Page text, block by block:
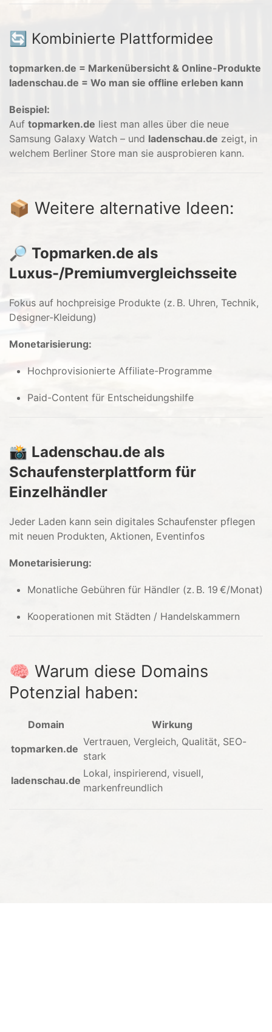
🔄 Kombinierte Plattformidee
topmarken.de = Markenübersicht & Online-Produkte
ladenschau.de = Wo man sie offline erleben kann
Beispiel:
Auf topmarken.de liest man alles über die neue
Samsung Galaxy Watch – und ladenschau.de zeigt, in
welchem Berliner Store man sie ausprobieren kann.
📦 Weitere alternative Ideen:
🔎 Topmarken.de als
Luxus-/Premiumvergleichsseite
Fokus auf hochpreisige Produkte (z. B. Uhren, Technik,
Designer-Kleidung)
Monetarisierung:
Hochprovisionierte Affiliate-Programme
Paid-Content für Entscheidungshilfe
📸 Ladenschau.de als
Schaufensterplattform für
Einzelhändler
Jeder Laden kann sein digitales Schaufenster pflegen
mit neuen Produkten, Aktionen, Eventinfos
Monetarisierung:
Monatliche Gebühren für Händler (z. B. 19 €/Monat)
Kooperationen mit Städten / Handelskammern
🧠 Warum diese Domains
Potenzial haben:
Domain
Wirkung
topmarken.de
Vertrauen, Vergleich, Qualität, SEO-
stark
ladenschau.de
Lokal, inspirierend, visuell,
markenfreundlich